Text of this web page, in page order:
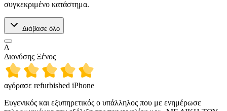
συγκεκριμένο κατάστημα.
Διάβασε όλο
Δ
Διονύσης Ξένος
αγόρασε refurbished iPhone
Ευγενικός και εξυπηρετικός ο υπάλληλος που με ενημέρωσε